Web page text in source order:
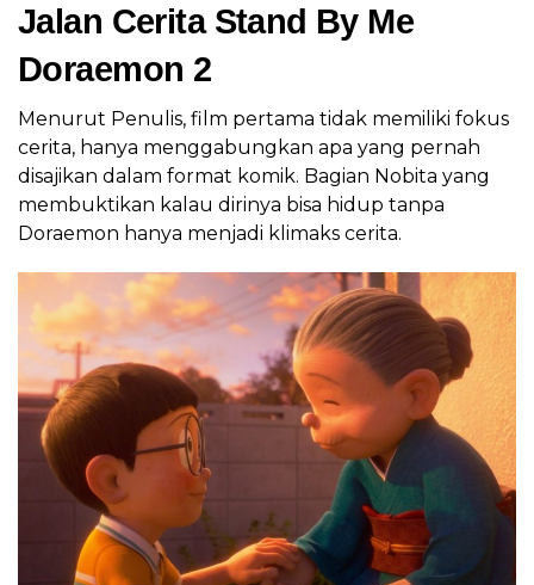
Jalan Cerita Stand By Me
Doraemon 2
Menurut Penulis, film pertama tidak memiliki fokus
cerita, hanya menggabungkan apa yang pernah
disajikan dalam format komik. Bagian Nobita yang
membuktikan kalau dirinya bisa hidup tanpa
Doraemon hanya menjadi klimaks cerita.